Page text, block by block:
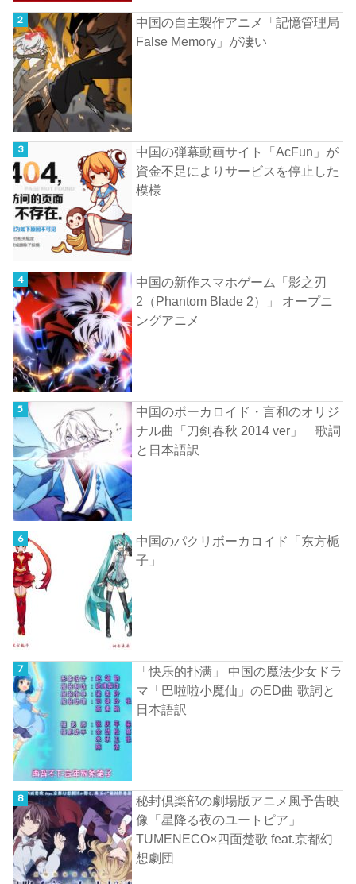
中国の自主製作アニメ「記憶管理局
False Memory」が凄い
中国の弾幕動画サイト「AcFun」が
資金不足によりサービスを停止した
模様
中国の新作スマホゲーム「影之刃
2（Phantom Blade 2）」 オープニ
ングアニメ
中国のボーカロイド・言和のオリジ
ナル曲「刀剣春秋 2014 ver」 歌詞
と日本語訳
中国のパクリボーカロイド「东方栀
子」
「快乐的扑满」 中国の魔法少女ドラ
マ「巴啦啦小魔仙」のED曲 歌詞と
日本語訳
秘封倶楽部の劇場版アニメ風予告映
像「星降る夜のユートピア」
TUMENECO×四面楚歌 feat.京都幻
想劇団